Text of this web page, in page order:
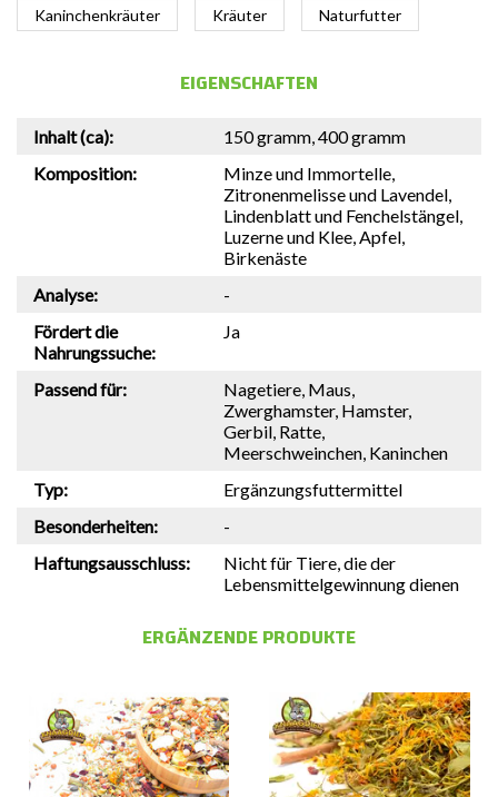
Kaninchenkräuter Kräuter Naturfutter
EIGENSCHAFTEN
Inhalt (ca):
150 gramm, 400 gramm
Komposition:
Minze und Immortelle,
Zitronenmelisse und Lavendel,
Lindenblatt und Fenchelstängel,
Luzerne und Klee, Apfel,
Birkenäste
Analyse:
-
Fördert die
Nahrungssuche:
Ja
Passend für:
Nagetiere, Maus,
Zwerghamster, Hamster,
Gerbil, Ratte,
Meerschweinchen, Kaninchen
Typ:
Ergänzungsfuttermittel
Besonderheiten:
-
Haftungsausschluss:
Nicht für Tiere, die der
Lebensmittelgewinnung dienen
ERGÄNZENDE PRODUKTE